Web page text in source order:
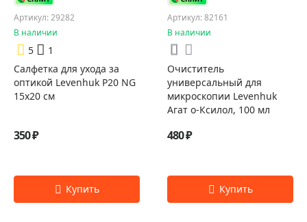
Артикул: 29282
В наличии
5
1
Салфетка для ухода за
оптикой Levenhuk P20 NG
15x20 см
350 ₽
Артикул: 82161
В наличии
Очиститель
универсальный для
микроскопии Levenhuk
Агат о-Ксилол, 100 мл
480 ₽